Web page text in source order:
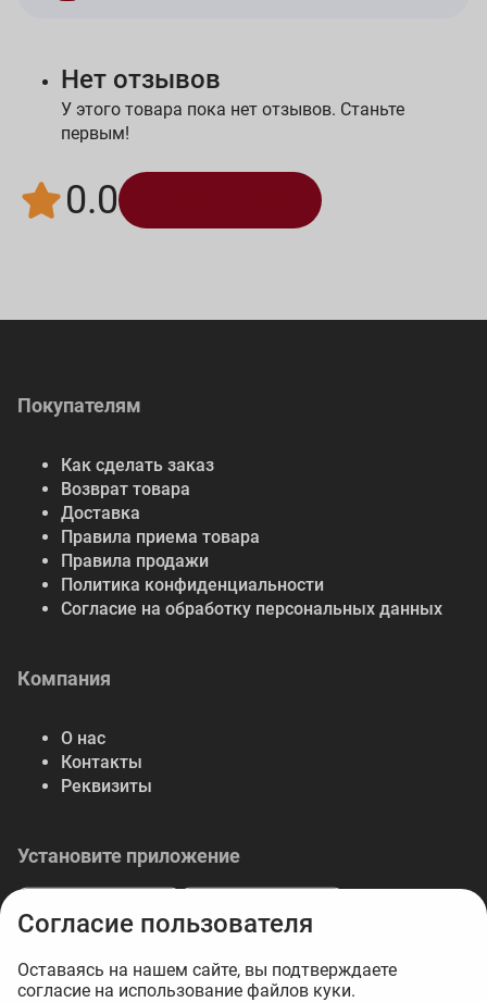
Нет отзывов
У этого товара пока нет отзывов. Станьте
первым!
0.0
Покупателям
Как сделать заказ
Возврат товара
Доставка
Правила приема товара
Правила продажи
Политика конфиденциальности
Согласие на обработку персональных данных
Компания
О нас
Контакты
Реквизиты
Установите приложение
Согласие пользователя
Оставаясь на нашем сайте, вы подтверждаете
согласие на использование файлов куки.